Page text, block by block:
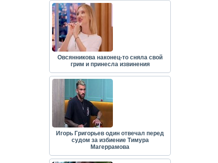
Овсянникова наконец-то сняла свой
грим и принесла извинения
Игорь Григорьев один отвечал перед
судом за избиение Тимура
Магеррамова